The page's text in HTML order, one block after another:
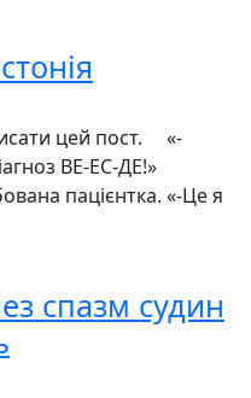
цей пост. ⠀ «-
ВЕ-ЕС-ДЕ!»
пацієнтка. «-Це я
спазм судин